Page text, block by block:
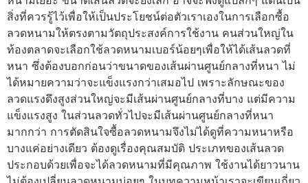
สิ่งที่ควรรู้ไว้เพื่อให้เป็นประโยชน์ต่อตัวเราเองในการเลือกซื้อ
ลวดหนามให้ตรงตามวัตถุประสงค์การใช้งาน คนส่วนใหญ่ใน
ท้องตลาดจะเลือกใช้ลวดหนามเบอร์น้อยๆเพื่อให้ได้เส้นลวดที่
หนา ซึ่งต้องบอกก่อนว่าขนาดของเส้นผ่านศูนย์กลางที่หนา ไม่
ได้หมายความว่าจะแข็งแรงกว่าเสมอไป เพราะลักษณะของ
ลวดแรงดึงสูงส่วนใหญ่จะมีเส้นผ่านศูนย์กลางที่บาง แต่มีความ
แข็งแรงสูง ในส่วนลวดทั่วไปจะมีเส้นผ่านศูนย์กลางที่หนา
มากกว่า การตัดสินใจซื้อลวดหนามจึงไม่ได้ดูที่ความหนาหรือ
บางแค่อย่างเดียว ต้องดูเรื่องคุณสมบัติ ประเภทของเส้นลวด
ประกอบด้วยเพื่อจะได้ลวดหนามที่มีคุณภาพ ใช้งานได้ยาวนาน